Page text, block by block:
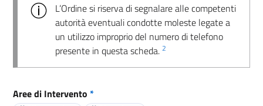
L’Ordine si riserva di segnalare alle competenti
autorità eventuali condotte moleste legate a
un utilizzo improprio del numero di telefono
presente in questa scheda. 2
Aree di Intervento *